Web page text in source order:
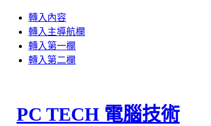
轉入內容
轉入主導航欄
轉入第一欄
轉入第二欄
PC TECH 電腦技術